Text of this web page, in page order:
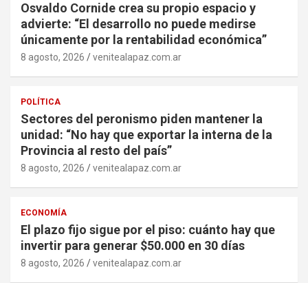
Osvaldo Cornide crea su propio espacio y
advierte: “El desarrollo no puede medirse
únicamente por la rentabilidad económica”
8 agosto, 2026 venitealapaz.com.ar
POLÍTICA
Sectores del peronismo piden mantener la
unidad: “No hay que exportar la interna de la
Provincia al resto del país”
8 agosto, 2026 venitealapaz.com.ar
ECONOMÍA
El plazo fijo sigue por el piso: cuánto hay que
invertir para generar $50.000 en 30 días
8 agosto, 2026 venitealapaz.com.ar